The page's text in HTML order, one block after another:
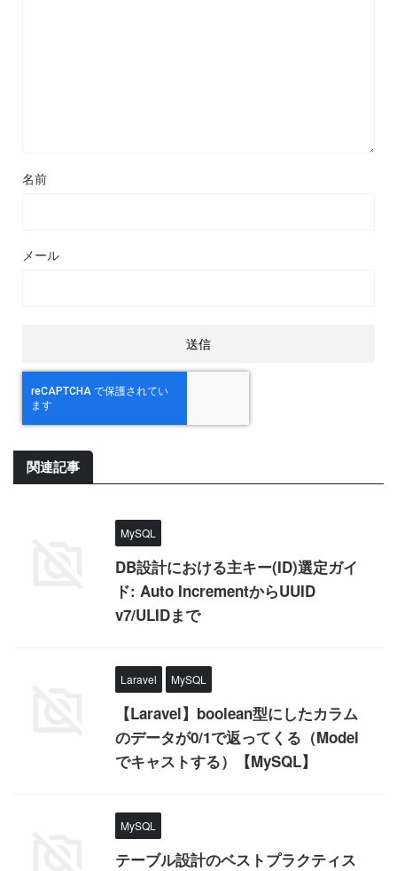
名前
メール
関連記事
MySQL
DB設計における主キー(ID)選定ガイ
ド: Auto IncrementからUUID
v7/ULIDまで
Laravel MySQL
【Laravel】boolean型にしたカラム
のデータが0/1で返ってくる（Model
でキャストする）【MySQL】
MySQL
テーブル設計のベストプラクティス